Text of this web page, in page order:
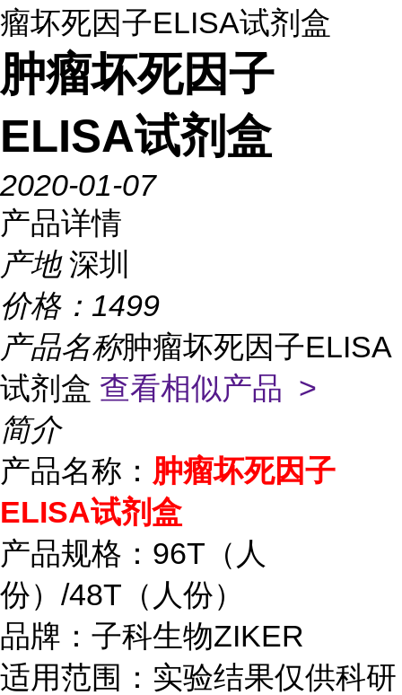
瘤坏死因子ELISA试剂盒
肿瘤坏死因子
ELISA试剂盒
2020-01-07
产品详情
产地 深圳
价格： 1499
产品名称肿瘤坏死因子ELISA
试剂盒 查看相似产品 >
简介
产品名称： 肿瘤坏死因子
ELISA试剂盒
产品规格：96T（人
份）/48T（人份）
品牌：子科生物ZIKER
适用范围：实验结果仅供科研